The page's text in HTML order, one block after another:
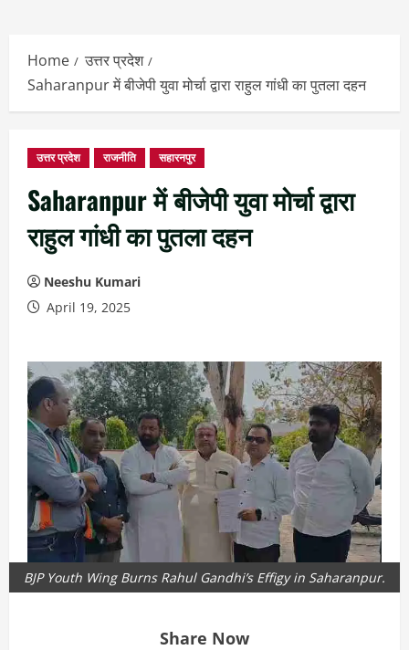
Home
उत्तर प्रदेश
Saharanpur में बीजेपी युवा मोर्चा द्वारा राहुल गांधी का पुतला दहन
उत्तर प्रदेश राजनीति सहारनपुर
Saharanpur में बीजेपी युवा मोर्चा द्वारा
राहुल गांधी का पुतला दहन
Neeshu Kumari
April 19, 2025
BJP Youth Wing Burns Rahul Gandhi’s Effigy in Saharanpur.
Share Now